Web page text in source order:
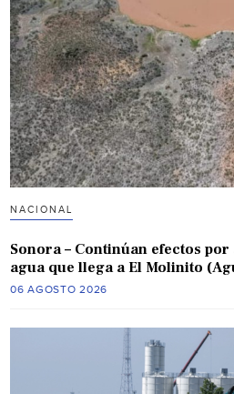
NACIONAL
Sonora – Continúan efectos
agua que llega a El Molinito
06 AGOSTO 2026